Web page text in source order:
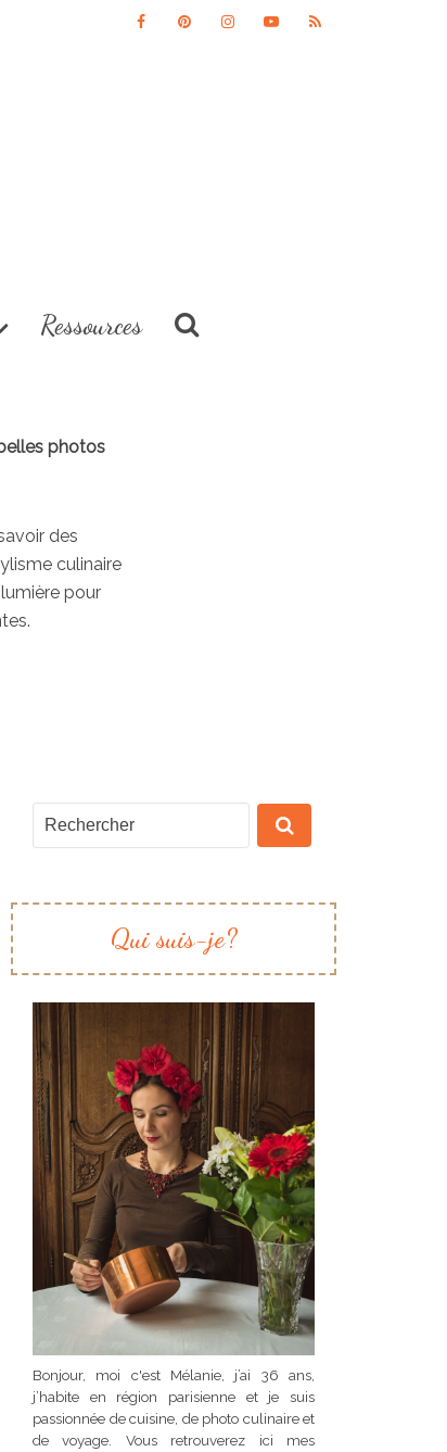
Ressources
photos
des
culinaire
pour
Qui suis-je?
Bonjour, moi c'est Mélanie, j’ai 36 ans,
j’habite en région parisienne et je suis
passionnée de cuisine, de photo culinaire et
de voyage. Vous retrouverez ici mes